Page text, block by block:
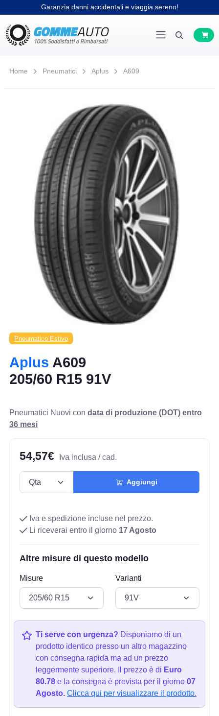
Garanzia danni accidentali e viaggia sereno!
Home Pneumatici Aplus A609
Pneumatico Estivo
Aplus A609
205/60 R15 91V
Pneumatici Nuovi condata di produzione (DOT) entro
36 mesi
54,57€ Iva inclusa / cad.
Aggiungi
Iva e spedizione incluse nel prezzo.
Li riceverai entro il giorno 17 Agosto
Altre misure di questo modello
Misure Varianti
Ti serve con urgenza? Disponiamo di un
prodotto identico presso un altro magazzino
con consegna rapida ma ad un prezzo
leggermente superiore. Il prezzo è di Euro
80.78 e la consegna è prevista per il giorno07
Agosto. Clicca qui per visualizzare il prodotto.